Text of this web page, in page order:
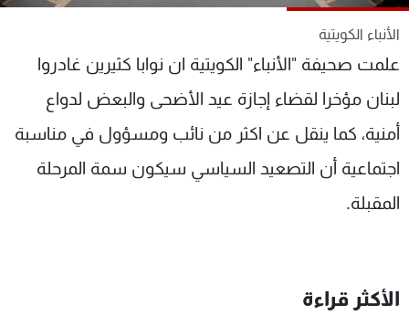
الأنباء الكويتية
علمت صحيفة "الأنباء" الكويتية ان نوابا كثيرين غادروا
لبنان مؤخرا لقضاء إجازة عيد الأضحى والبعض لدواع
أمنية، كما ينقل عن اكثر من نائب ومسؤول في مناسبة
اجتماعية أن التصعيد السياسي سيكون سمة المرحلة
المقبلة.
الأكثر قراءة
الترددات
عن MTV
الإنـتـاج
لاعلاناتكم
وظائف
تواصل معنا
شروط الإسـتخدام
سياسة الخصوصية